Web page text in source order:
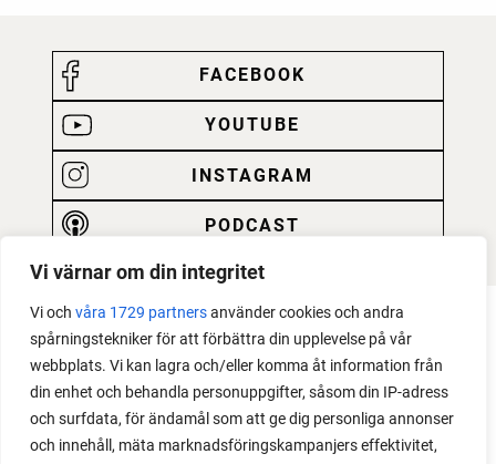
Vi värnar om din integritet
Vi och våra 1729 partnersanvänder cookies och andra
spårningstekniker för att förbättra din upplevelse på vår
webbplats. Vi kan lagra och/eller komma åt information från
din enhet och behandla personuppgifter, såsom din IP-adress
och surfdata, för ändamål som att ge dig personliga annonser
och innehåll, mäta marknadsföringskampanjers effektivitet,
FACEBOOK
YOUTUBE
INSTAGRAM
PODCAST